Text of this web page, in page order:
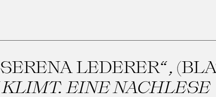
LEDERER“,
EINE NACHLESE